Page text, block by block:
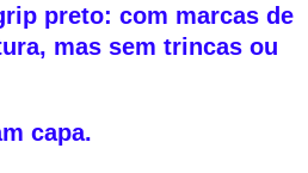
preto: com marcas de
mas sem trincas ou
capa.